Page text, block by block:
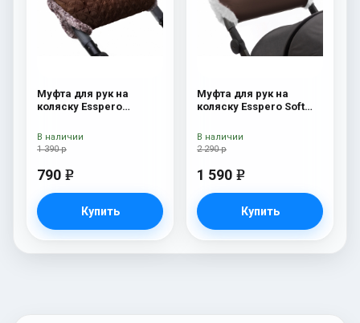
Муфта для рук на
коляску Esspero
1 390 р
790 e
Купить
В наличии
Муфта для рук на
коляску Esspero Soft
2 290 р
1 590 e
Купить
В наличии